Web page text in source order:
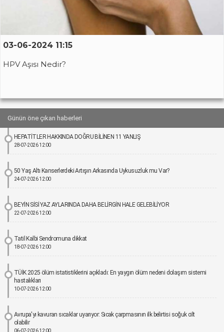
03-06-2024 11:15
HPV Aşısı Nedir?
Günün öne çıkan haberleri
HEPATİTLER HAKKINDA DOĞRU BİLİNEN 11 YANLIŞ
28-07-2026 12:00
50 Yaş Altı Kanserlerdeki Artışın Arkasında Uykusuzluk mu Var?
24-07-2026 12:00
BEYİN SİSİ YAZ AYLARINDA DAHA BELİRGİN HALE GELEBİLİYOR
22-07-2026 12:00
Tatil Kalbi Sendromuna dikkat
18-07-2026 12:00
TÜİK 2025 ölüm istatistiklerini açıkladı: En yaygın ölüm nedeni dolaşım sistemi
hastalıkları
10-07-2026 12:00
Avrupa'yı kavuran sıcaklar uyarıyor: Sıcak çarpmasının ilk belirtisi soğuk cilt
olabilir
06-07-2026 12:00